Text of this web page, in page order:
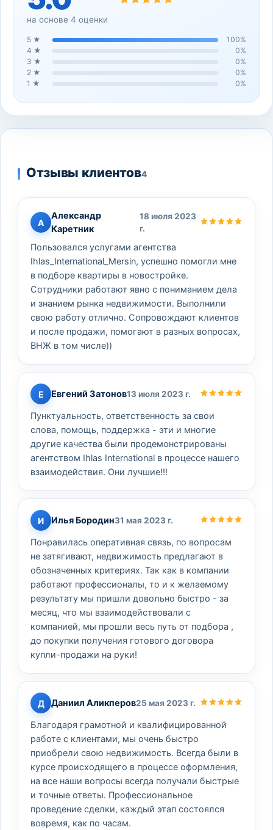
на основе 4 оценки
5 ★ 100%
4 ★ 0%
3 ★ 0%
2 ★ 0%
1 ★ 0%
Отзывы клиентов4
А
Александр
Каретник
18 июля 2023
г.
Пользовался услугами агентства
Ihlas_International_Mersin, успешно помогли мне
в подборе квартиры в новостройке.
Сотрудники работают явно с пониманием дела
и знанием рынка недвижимости. Выполнили
свою работу отлично. Сопровождают клиентов
и после продажи, помогают в разных вопросах,
ВНЖ в том числе))
Е Евгений Затонов13 июля 2023 г.
Пунктуальность, ответственность за свои
слова, помощь, поддержка - эти и многие
другие качества были продемонстрированы
агентством Ihlas International в процессе нашего
взаимодействия. Они лучшие!!!
И Илья Бородин31 мая 2023 г.
Понравилась оперативная связь, по вопросам
не затягивают, недвижимость предлагают в
обозначенных критериях. Так как в компании
работают профессионалы, то и к желаемому
результату мы пришли довольно быстро - за
месяц, что мы взаимодействовали с
компанией, мы прошли весь путь от подбора ,
до покупки получения готового договора
купли-продажи на руки!
Д Даниил Аликперов25 мая 2023 г.
Благодаря грамотной и квалифицированной
работе с клиентами, мы очень быстро
приобрели свою недвижимость. Всегда были в
курсе происходящего в процессе оформления,
на все наши вопросы всегда получали быстрые
и точные ответы. Профессиональное
проведение сделки, каждый этап состоялся
вовремя, как по часам.